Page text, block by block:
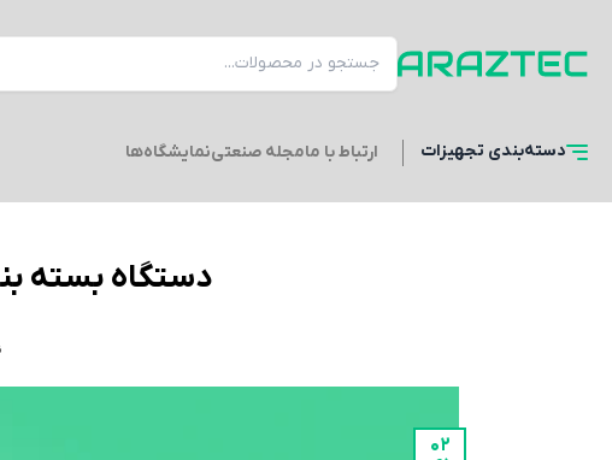
دسته‌بندی تجهیزات ارتباط با مامجله صنعتینمایشگاه‌ها
دستگاه بسته
02